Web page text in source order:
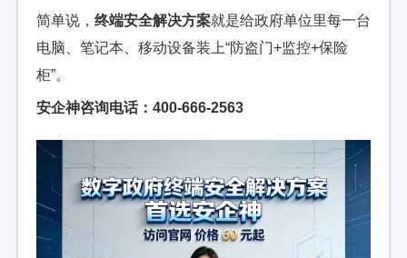
简单说， 终端安全解决方案就是给政府单位里每一台
电脑、笔记本、移动设备装上“防盗门+监控+保险
柜”。
安企神咨询电话：400-666-2563